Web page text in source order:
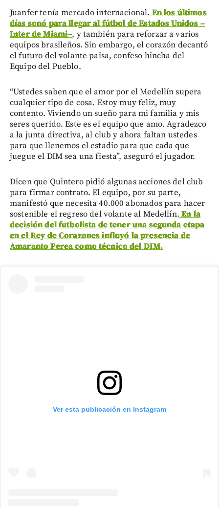
Juanfer tenía mercado internacional. En los últimos
días sonó para llegar al fútbol de Estados Unidos –
Inter de Miami–, y también para reforzar a varios
equipos brasileños. Sin embargo, el corazón decantó
el futuro del volante paisa, confeso hincha del
Equipo del Pueblo.
“Ustedes saben que el amor por el Medellín supera
cualquier tipo de cosa. Estoy muy feliz, muy
contento. Viviendo un sueño para mi familia y mis
seres querido. Este es el equipo que amo. Agradezco
a la junta directiva, al club y ahora faltan ustedes
para que llenemos el estadio para que cada que
juegue el DIM sea una fiesta”, aseguró el jugador.
Dicen que Quintero pidió algunas acciones del club
para firmar contrato. El equipo, por su parte,
manifestó que necesita 40.000 abonados para hacer
sostenible el regreso del volante al Medellín. En la
decisión del futbolista de tener una segunda etapa
en el Rey de Corazones influyó la presencia de
Amaranto Perea como técnico del DIM.
Ver esta publicación en Instagram